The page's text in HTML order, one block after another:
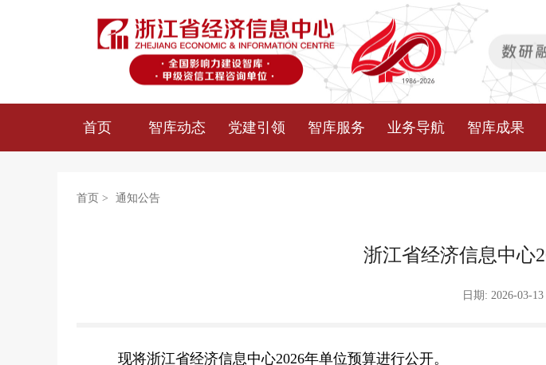
首页 智库动态 党建引领 智库服务 业务导航 智库成果
首页 > 通知公告
浙江省经济信息中心
日期: 2026-03-13
现将浙江省经济信息中心2026年单位预算进行公开。